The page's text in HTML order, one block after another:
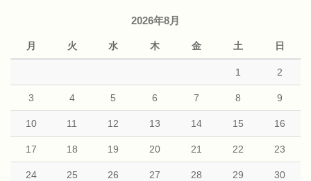
2026年8月
月 火 水 木 金 土 日
1 2
3 4 5 6 7 8 9
10 11 12 13 14 15 16
17 18 19 20 21 22 23
24 25 26 27 28 29 30